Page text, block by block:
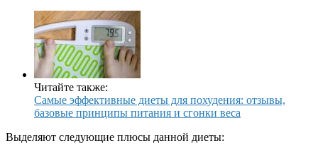
Читайте также:
Самые эффективные диеты для похудения: отзывы,
базовые принципы питания и сгонки веса
Выделяют следующие плюсы данной диеты: